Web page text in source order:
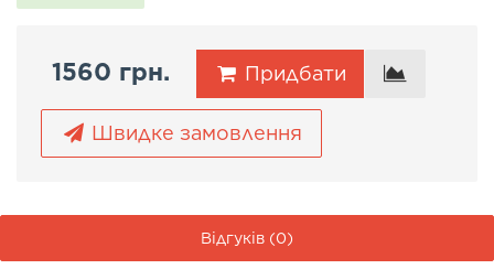
1560 грн. Придбати
Швидке замовлення
Відгуків (0)